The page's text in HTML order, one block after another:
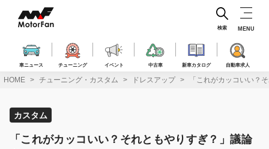
ス
車ニュース チューニング イベント 中古車 新車カタログ 自動車求人
検索 MENU
HOME チューニング・カスタム ドレスアップ 「これがカッコいい？
カスタム
「これがカッコいい？それともやりすぎ？」議論